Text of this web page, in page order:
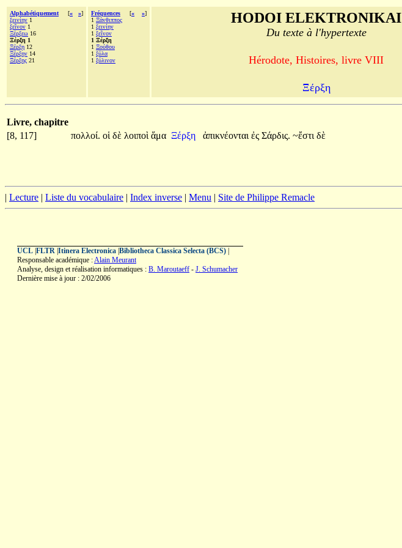
Alphabétiquement [« »]
ξεινίην 1
ξεῖνον 1
Ξέρξεω 16
Ξέρξη 1
Ξέρξῃ 12
Ξέρξην 14
Ξέρξης 21
Fréquences [« »]
1 Ξάνθιππος
1 ξεινίην
1 ξεῖνον
1 Ξέρξη
1 Ξούθου
1 ξύλα
1 ξύλινον
HODOI ELEKTRONIKAI
Du texte à l'hypertexte
Hérodote, Histoires, livre VIII
Ξέρξη
Livre, chapitre
[8, 117]
πολλοί. οἱ δὲ λοιποὶ ἅμα Ξέρξη ἀπικνέονται ἐς Σάρδις. ~ἔστι δὲ
| Lecture | Liste du vocabulaire | Index inverse | Menu | Site de Philippe Remacle
UCL FLTR Itinera Electronica Bibliotheca Classica Selecta (BCS)
Responsable académique :Alain Meurant
Analyse, design et réalisation informatiques : B. Maroutaeff - J. Schumacher
Dernière mise à jour : 2/02/2006